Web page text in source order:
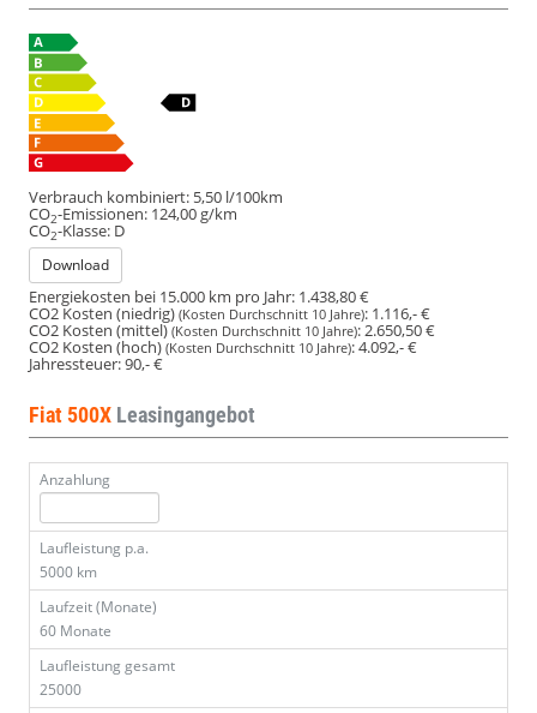
Verbrauch kombiniert: 5,50 l/100km
CO2-Emissionen: 124,00 g/km
CO2-Klasse: D
Download
Energiekosten bei 15.000 km pro Jahr: 1.438,80 €
CO2 Kosten (niedrig) (Kosten Durchschnitt 10 Jahre): 1.116,- €
CO2 Kosten (mittel)(Kosten Durchschnitt 10 Jahre):2.650,50 €
CO2 Kosten (hoch) (Kosten Durchschnitt 10 Jahre):4.092,- €
Jahressteuer:90,- €
Fiat 500X Leasingangebot
Anzahlung
Laufleistung p.a.
5000 km
Laufzeit (Monate)
60 Monate
Laufleistung gesamt
25000